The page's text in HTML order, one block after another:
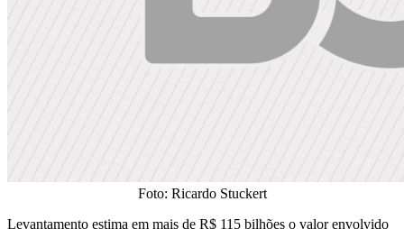
Foto: Ricardo Stuckert
Levantamento estima em mais de R$ 115 bilhões o valor envolvido